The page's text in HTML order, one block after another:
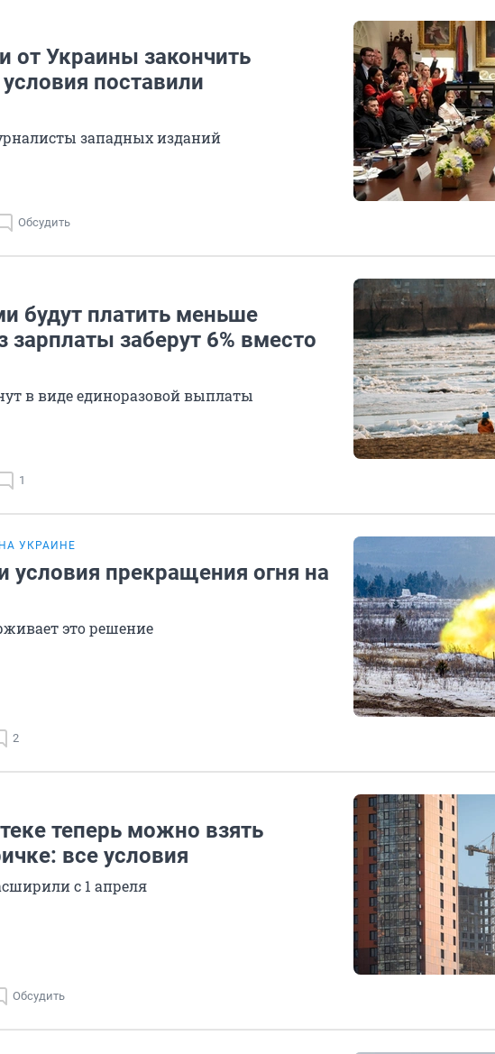
от Украины закончить
поставили
западных изданий
Обсудить
будут платить меньше
зарплаты заберут 6% вместо
в виде единоразовой выплаты
1
УКРАИНЕ
условия прекращения огня на
это решение
2
теперь можно взять
все условия
с 1 апреля
Обсудить